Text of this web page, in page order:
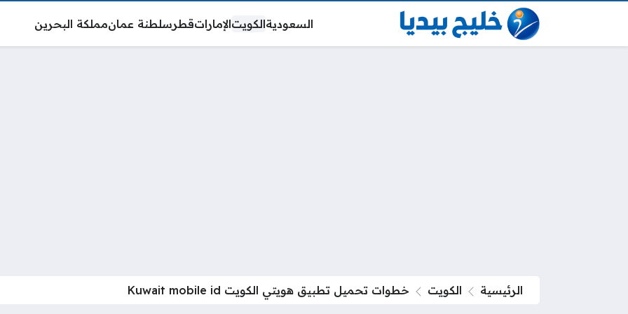
السعوديةالكويتالإماراتقطرسلطنة عمانمملكة البحرين
الرئيسية الكويت خطوات تحميل تطبيق هويتي الكويت Kuwait mobile id